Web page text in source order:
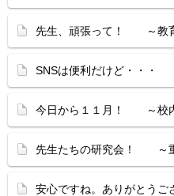
先生、頑張って！ ～教
SNSは便利だけど・・・
今日から１１月！ ～校
先生たちの研究会！ ～
安心ですね。ありがとう